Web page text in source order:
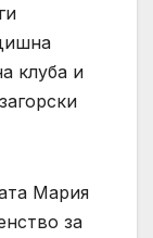
клуба и
Мария
за